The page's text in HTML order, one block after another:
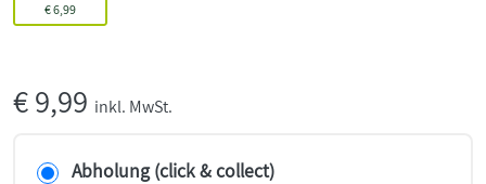
€6,99
€9,99 inkl. MwSt.
Abholung (click & collect)